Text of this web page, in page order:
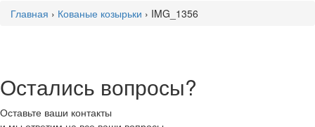
Главная › Кованые козырьки › IMG_1356
Остались вопросы?
Оставьте ваши контакты